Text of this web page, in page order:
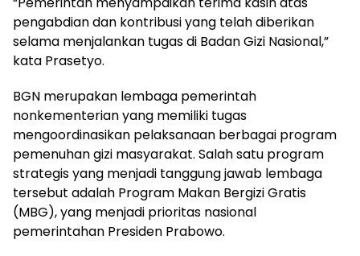
pengabdian dan kontribusi yang telah diberikan
selama menjalankan tugas di Badan Gizi Nasional,”
kata Prasetyo.
BGN merupakan lembaga pemerintah
nonkementerian yang memiliki tugas
mengoordinasikan pelaksanaan berbagai program
pemenuhan gizi masyarakat. Salah satu program
strategis yang menjadi tanggung jawab lembaga
tersebut adalah Program Makan Bergizi Gratis
(MBG), yang menjadi prioritas nasional
pemerintahan Presiden Prabowo.